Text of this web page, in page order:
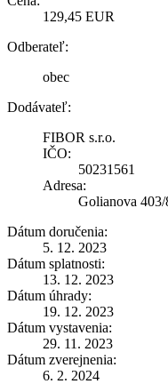
129,45 EUR
Odberateľ:
obec
Dodávateľ:
FIBOR s.r.o.
IČO:
50231561
Adresa:
Golianova
Dátum doručenia:
5. 12. 2023
Dátum splatnosti:
13. 12. 2023
Dátum úhrady:
19. 12. 2023
Dátum vystavenia:
29. 11. 2023
Dátum zverejnenia:
6. 2. 2024